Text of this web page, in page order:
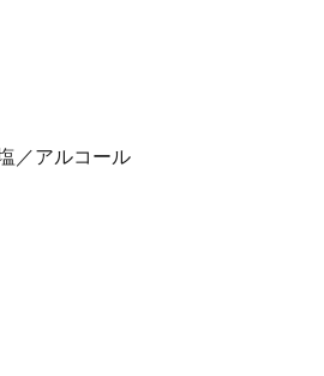
／アルコール